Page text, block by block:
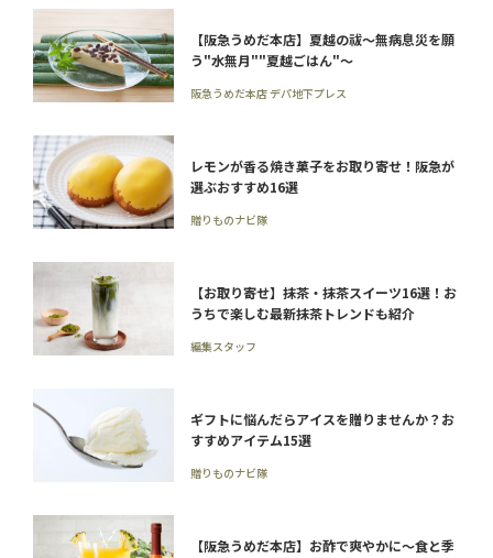
【阪急うめだ本店】夏越の祓～無病息災を願
う"水無月""夏越ごはん"～
阪急うめだ本店 デパ地下プレス
レモンが香る焼き菓子をお取り寄せ！阪急が
選ぶおすすめ16選
贈りものナビ隊
【お取り寄せ】抹茶・抹茶スイーツ16選！お
うちで楽しむ最新抹茶トレンドも紹介
編集スタッフ
ギフトに悩んだらアイスを贈りませんか？お
すすめアイテム15選
贈りものナビ隊
【阪急うめだ本店】お酢で爽やかに～食と季